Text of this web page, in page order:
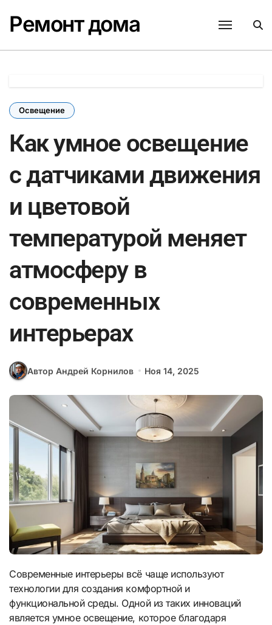
содержанию
Ремонт дома
Освещение
Как умное освещение
с датчиками движения
и цветовой
температурой меняет
атмосферу в
современных
интерьерах
Автор Андрей Корнилов Ноя 14, 2025
Современные интерьеры всё чаще используют
технологии для создания комфортной и
функциональной среды. Одной из таких инноваций
является умное освещение, которое благодаря